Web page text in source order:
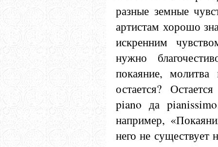
разные земные
артистам хорошо
искренним
нужно
покаяние,
остается?
piano да
например,
него не существует